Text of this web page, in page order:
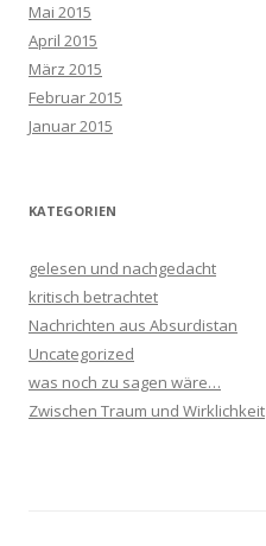
Mai 2015
April 2015
März 2015
Februar 2015
Januar 2015
KATEGORIEN
gelesen und nachgedacht
kritisch betrachtet
Nachrichten aus Absurdistan
Uncategorized
was noch zu sagen wäre…
Zwischen Traum und Wirklichkeit